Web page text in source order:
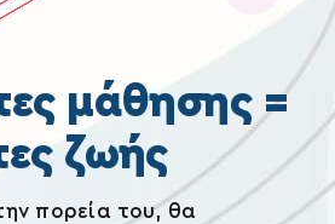
μάθησης =
ζωής
πορεία του, θα